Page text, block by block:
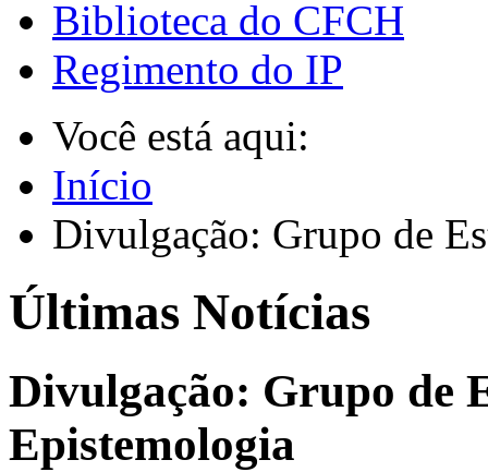
Biblioteca do CFCH
Regimento do IP
Você está aqui:
Início
Divulgação: Grupo de
Últimas Notícias
Divulgação: Grupo de
Epistemologia